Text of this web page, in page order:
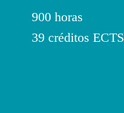
900 horas
39 créditos ECTS